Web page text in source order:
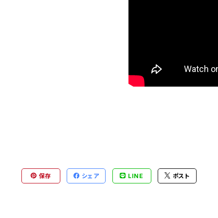
保存 シェア LINE ポスト